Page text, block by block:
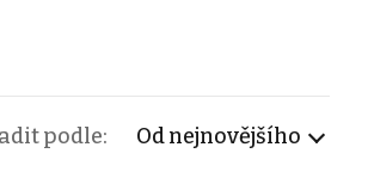
podle: Od nejnovějšího